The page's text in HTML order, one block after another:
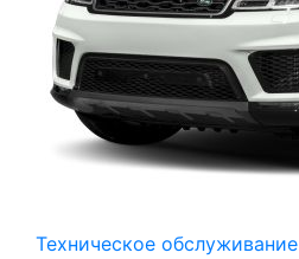
Техническое обслуживание